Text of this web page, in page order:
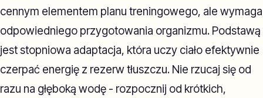
cennym elementem planu treningowego, ale wymaga
odpowiedniego przygotowania organizmu. Podstawą
jest stopniowa adaptacja, która uczy ciało efektywnie
czerpać energię z rezerw tłuszczu. Nie rzucaj się od
razu na głęboką wodę - rozpocznij od krótkich,